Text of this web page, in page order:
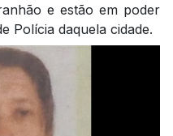
e estão em poder
Polícia daquela cidade.